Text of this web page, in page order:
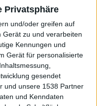
Privatsphäre
und/oder greifen auf
Gerät zu und verarbeiten
Kennungen und
Gerät für personalisierte
gesendet
und unsere 1538 Partner
und Kenndaten